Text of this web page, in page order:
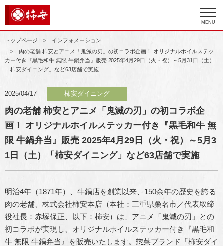
MENU
トップページ
インフォメーション
肉の老舗 柿安とアニメ「鬼滅の刃」の初コラボ企画！ オリジナルホイルステッ
カー付き『黒毛和牛 無限 牛鍋弁当』販売 2025年4月29日（火・祝）～5月31日（土）
「柿安ダイニング」など63店舗で実施
2025/04/17 柿安ダイニング
肉の老舗 柿安とアニメ「鬼滅の刃」の初コラボ企
画！ オリジナルホイルステッカー付き『黒毛和牛 無
限 牛鍋弁当』販売 2025年4月29日（火・祝）～5月3
1日（土）「柿安ダイニング」など63店舗で実施
明治4年（1871年）、牛鍋店を創業以来、150余年の歴史を誇る
肉の老舗、株式会社柿安本店（本社：三重県桑名市／代表取締
役社長：赤塚保正、以下：柿安）は、アニメ「鬼滅の刃」との
初コラボが実現し、オリジナルホイルステッカー付き『黒毛和
牛 無限 牛鍋弁当』を販売いたします。惣菜ブランド「柿安ダイ